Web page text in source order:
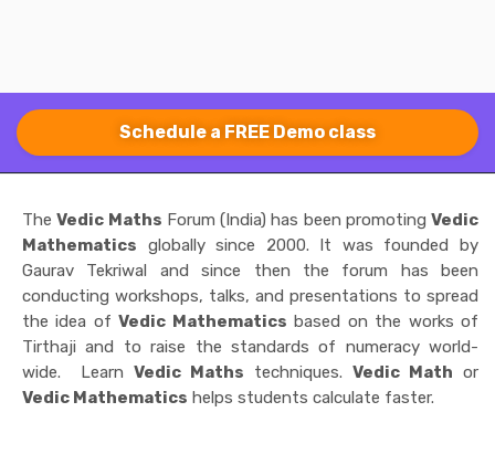
Schedule a FREE Demo class
TheVedic Maths Forum (India) has been promoting Vedic
Mathematics globally since 2000. It was founded by
Gaurav Tekriwal and since then the forum has been
conducting workshops, talks, and presentations to spread
the idea ofVedic Mathematics based on the works of
Tirthaji and to raise the standards of numeracy world-
wide. Learn Vedic Maths techniques. Vedic Math or
Vedic Mathematics helps students calculate faster.